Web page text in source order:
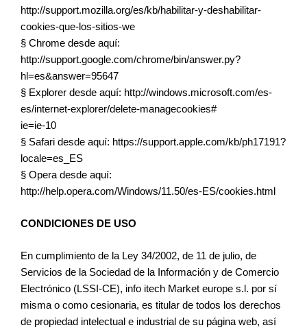
http://support.mozilla.org/es/kb/habilitar-y-deshabilitar-
cookies-que-los-sitios-we
§ Chrome desde aquí:
http://support.google.com/chrome/bin/answer.py?
hl=es&answer=95647
§ Explorer desde aquí: http://windows.microsoft.com/es-
es/internet-explorer/delete-managecookies#
ie=ie-10
§ Safari desde aquí: https://support.apple.com/kb/ph17191?
locale=es_ES
§ Opera desde aquí:
http://help.opera.com/Windows/11.50/es-ES/cookies.html
CONDICIONES DE USO
En cumplimiento de la Ley 34/2002, de 11 de julio, de
Servicios de la Sociedad de la Información y de Comercio
Electrónico (LSSI-CE), info itech Market europe s.l. por sí
misma o como cesionaria, es titular de todos los derechos
de propiedad intelectual e industrial de su página web, así